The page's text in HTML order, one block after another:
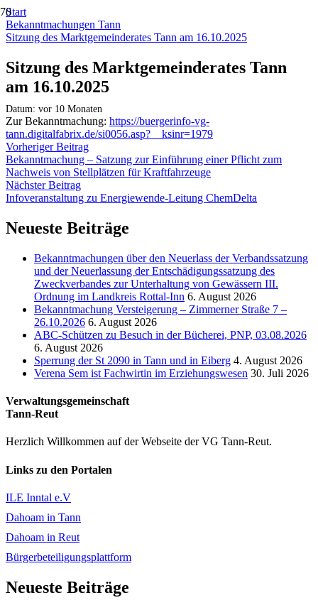
Start
Bekanntmachungen Tann
Sitzung des Marktgemeinderates Tann am 16.10.2025
Sitzung des Marktgemeinderates Tann
am 16.10.2025
Datum: vor 10 Monaten
Zur Bekanntmachung: https://buergerinfo-vg-
tann.digitalfabrix.de/si0056.asp?__ksinr=1979
Vorheriger Beitrag
Bekanntmachung – Satzung zur Einführung einer Pflicht zum
Nachweis von Stellplätzen für Kraftfahrzeuge
Nächster Beitrag
Infoveranstaltung zu Energiewende-Leitung ChemDelta
Neueste Beiträge
Bekanntmachungen über den Neuerlass der Verbandssatzung
und der Neuerlassung der Entschädigungssatzung des
Zweckverbandes zur Unterhaltung von Gewässern III.
Ordnung im Landkreis Rottal-Inn 6. August 2026
Bekanntmachung Versteigerung – Zimmerner Straße 7 –
26.10.2026 6. August 2026
ABC-Schützen zu Besuch in der Bücherei, PNP, 03.08.2026
6. August 2026
Sperrung der St 2090 in Tann und in Eiberg 4. August 2026
Verena Sem ist Fachwirtin im Erziehungswesen 30. Juli 2026
Verwaltungsgemeinschaft
Tann-Reut
Herzlich Willkommen auf der Webseite der VG Tann-Reut.
Links zu den Portalen
ILE Inntal e.V
Dahoam in Tann
Dahoam in Reut
Bürgerbeteiligungsplattform
Neueste Beiträge